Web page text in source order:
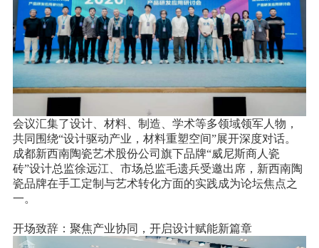
会议汇集了设计、材料、制造、学术等多领域领军人物，
共同围绕“设计驱动产业，材料重塑空间”展开深度对话。
成都新西南陶瓷艺术股份公司旗下品牌“威尼斯商人瓷
砖”设计总监徐远江、市场总监毛遗兵受邀出席，新西南陶
瓷品牌在手工定制与艺术转化方面的实践成为论坛焦点之
一。
开场致辞：聚焦产业协同，开启设计赋能新篇章